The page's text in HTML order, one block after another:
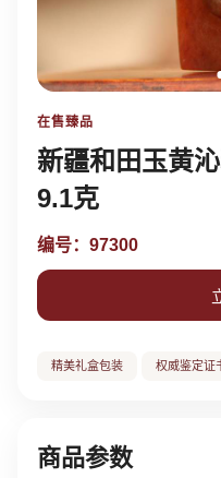
在售臻品
新疆和田玉黄
9.1克
编号：97300
精美礼盒包装 权威鉴定证
商品参数